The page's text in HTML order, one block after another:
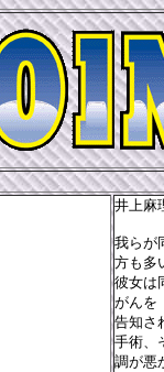
井上麻
我らが
方も多
彼女は
がんを
告知さ
手術、
調が悪